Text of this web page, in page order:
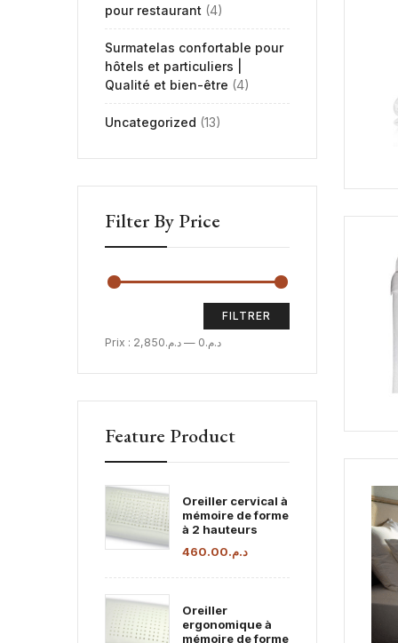
pour restaurant (4)
Surmatelas confortable pour
hôtels et particuliers |
Qualité et bien-être (4)
Uncategorized (13)
Filter By Price
FILTRER
Prix :
د.م.0 — د.م.2,850
Feature Product
Oreiller cervical à
mémoire de forme
à 2 hauteurs
د.م.460.00
Oreiller
ergonomique à
mémoire de forme